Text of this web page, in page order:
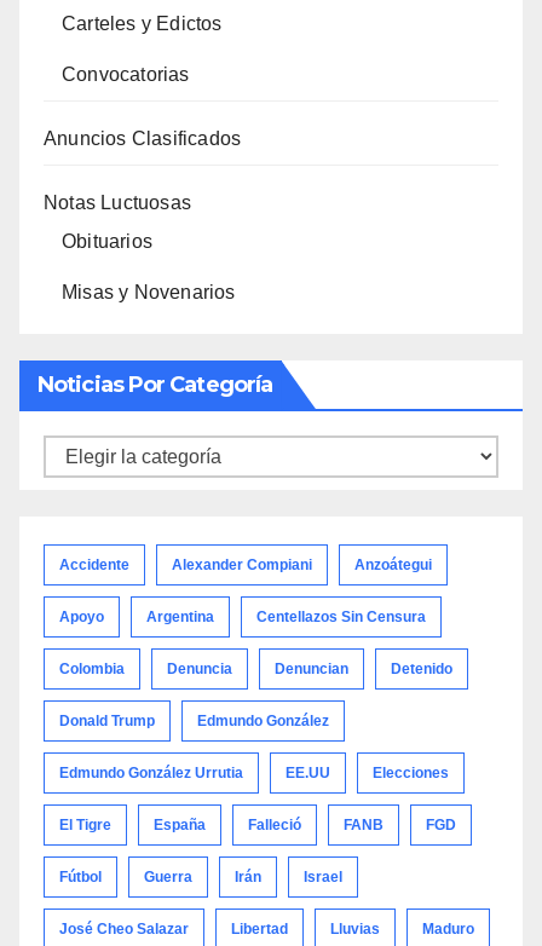
Carteles y Edictos
Convocatorias
Anuncios Clasificados
Notas Luctuosas
Obituarios
Misas y Novenarios
Noticias Por Categoría
Noticias
Accidente Alexander Compiani Anzoátegui
Apoyo Argentina Centellazos Sin Censura
Colombia Denuncia Denuncian Detenido
Donald Trump Edmundo González
Edmundo González Urrutia EE.UU Elecciones
El Tigre España Falleció FANB FGD
Fútbol Guerra Irán Israel
José Cheo Salazar Libertad Lluvias Maduro